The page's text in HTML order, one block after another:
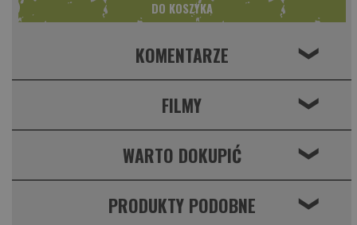
KOMENTARZE ❮
FILMY ❮
WARTO DOKUPIĆ ❮
PRODUKTY PODOBNE ❮